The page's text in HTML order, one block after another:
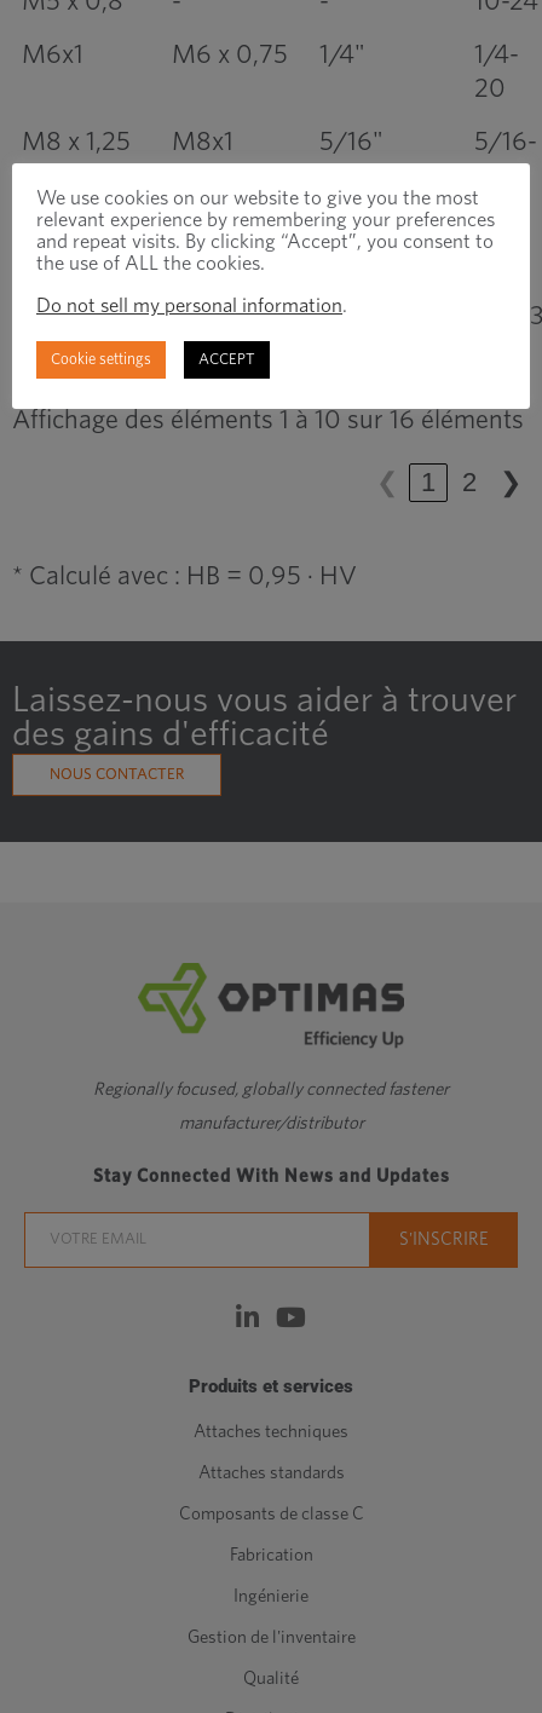
M6x1
M6 x 0,75 1/4"
1/4-
20
M8 x 1,25
M8x1 5/16"
5/16-
M10 x 1,5
M10 x 1,25 3/8"
3/8-
M12 x 1,75
M12 x 1,25 1/2" 1/2-
Affichage des éléments 1 à 10 sur 16 éléments
❮ 1 2 ❯
* Calculé avec : HB = 0,95 · HV
Laissez-nous vous aider à trouver
des gains d'efficacité
NOUS CONTACTER
Regionally focused, globally connected fastener
manufacturer/distributor
Stay Connected With News and Updates
Produits et services
Attaches techniques
Attaches standards
Composants de classe C
Fabrication
Ingénierie
Gestion de l'inventaire
Qualité
We use cookies on our website to give you the most
relevant experience by remembering your preferences
and repeat visits. By clicking “Accept”, you consent to
the use of ALL the cookies.
Do not sell my personal information.
Cookie settings ACCEPT